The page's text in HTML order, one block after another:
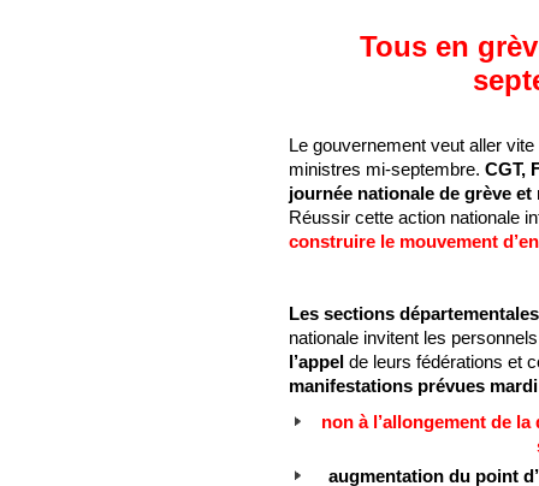
Tous en
Le gouvernement veut aller
ministres mi-septembre. CGT,
journée nationale de grève
Réussir cette action nationale
construire le mouvement
Les sections
nationale invitent les
l’appel de leurs fédérations et
manifestations prévues
non à l’allongement de
augmentation du point